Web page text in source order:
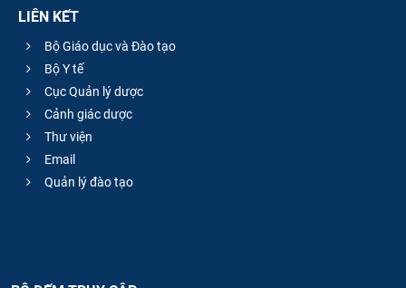
LIÊN KẾT
Bộ Giáo dục và Đào tạo
Bộ Y tế
Cục Quản lý dược
Cảnh giác dược
Thư viện
Email
Quản lý đào tạo